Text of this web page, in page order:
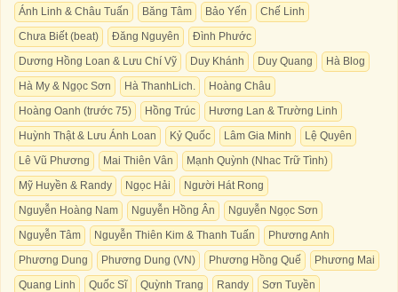
Ánh Linh & Châu Tuấn Băng Tâm Bảo Yến
Chế Linh
Chưa Biết (beat)
Đăng Nguyên
Đình Phước
Dương Hồng Loan & Lưu Chí Vỹ
Duy Khánh Duy Quang
Hà Blog
Hà My & Ngọc Sơn
Hà ThanhLich.
Hoàng Châu
Hoàng Oanh (trước 75)
Hồng Trúc
Hương Lan & Trường Linh
Huỳnh Thật & Lưu Ánh Loan
Kỷ Quốc Lâm Gia Minh
Lệ Quyên
Lê Vũ Phương
Mai Thiên Vân
Mạnh Quỳnh (Nhac Trữ Tình)
Mỹ Huyền & Randy
Ngọc Hải
Người Hát Rong
Nguyễn Hoàng Nam
Nguyễn Hồng Ân
Nguyễn Ngọc Sơn
Nguyễn Tâm
Nguyễn Thiên Kim & Thanh Tuấn
Phương Anh
Phương Dung
Phương Dung (VN) Phương Hồng Quế
Phương Mai
Quang Linh
Quốc Sĩ Quỳnh Trang Randy
Sơn Tuyền